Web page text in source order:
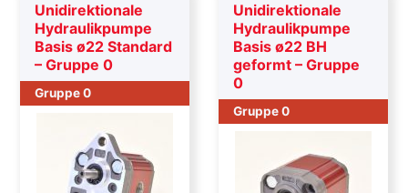
Unidirektionale
Hydraulikpumpe
Basis ø22 Standard
– Gruppe 0
Gruppe 0
Unidirektionale
Hydraulikpumpe
Basis ø22 BH
geformt – Gruppe
0
Gruppe 0